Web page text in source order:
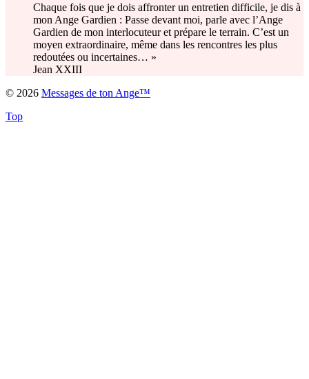
Chaque fois que je dois affronter un entretien difficile, je dis à
mon Ange Gardien : Passe devant moi, parle avec l’Ange
Gardien de mon interlocuteur et prépare le terrain. C’est un
moyen extraordinaire, même dans les rencontres les plus
redoutées ou incertaines… »
Jean XXIII
© 2026 Messages de ton Ange™
Top